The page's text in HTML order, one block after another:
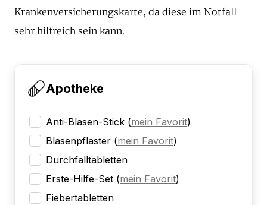
Krankenversicherungskarte, da diese im Notfall
sehr hilfreich sein kann.
Apotheke
Anti-Blasen-Stick (mein Favorit)
Blasenpflaster (mein Favorit)
Durchfalltabletten
Erste-Hilfe-Set (mein Favorit)
Fiebertabletten